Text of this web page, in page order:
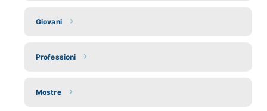
Giovani
Professioni
Mostre